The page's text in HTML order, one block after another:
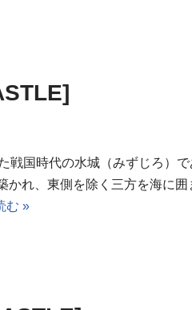
戦国時代の水城（みずじろ）
かれ、東側を除く三方を海に
む »